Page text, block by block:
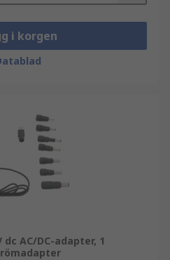
i korgen
dc AC/DC-adapter, 1